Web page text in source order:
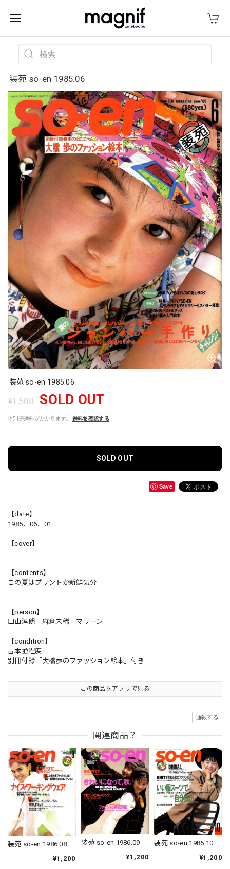
装苑 so-en 1985.06
装苑 so-en 1985.06
¥1,500 SOLD OUT
※別途送料がかかります。 送料を確認する
SOLD OUT
Save
【date】
1985．06．01
【cover】
【contents】
この夏はプリントが新鮮気分
【person】
田山淳朗 麻倉未稀 マリーン
【condition】
古本並程度
別冊付録「大橋歩のファッション絵本」付き
この商品をアプリで見る
通報する
関連商品？
装苑 so-en 1986.08
¥1,200
装苑 so-en 1986.09
¥1,200
装苑 so-en 1986.10
¥1,200